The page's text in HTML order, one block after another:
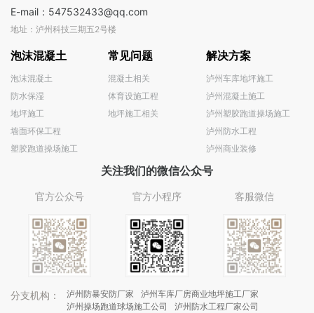
E-mail：547532433@qq.com
地址：泸州科技三期五2号楼
泡沫混凝土
泡沫混凝土
防水保湿
地坪施工
墙面环保工程
塑胶跑道操场施工
常见问题
混凝土相关
体育设施工程
地坪施工相关
解决方案
泸州车库地坪施工
泸州混凝土施工
泸州塑胶跑道操场施工
泸州防水工程
泸州商业装修
关注我们的微信公众号
官方公众号 官方小程序 客服微信
分支机构： 泸州防暴安防厂家
泸州车库厂房商业地坪施工厂家
泸州操场跑道球场施工公司
泸州防水工程厂家公司